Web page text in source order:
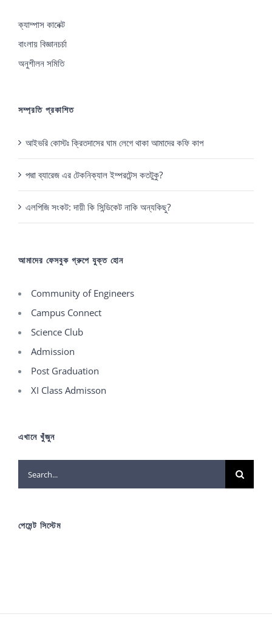
ক্যাম্পাস কানেক্ট
বাংলায় বিজ্ঞানচর্চা
অনুশীলন সমিতি
সম্প্রতি প্রকাশিত
আইভরি কোস্টঃ ক্রিতদাসের ঘাম লেগে থাকা আমাদের কফি কাপ
পদ্মা ব্যারেজ এর টেকনিক্যাল ইম্পরটেন্স কতটুকু?
এলপিজি সংকট: দায়ী কি সিন্ডিকেট নাকি অন্যকিছু?
আমাদের ফেসবুক গ্রুপে যুক্ত হোন
Community of Engineers
Campus Connect
Science Club
Admission
Post Graduation
XI Class Admisson
এখানে খুঁজুন
Search
for:
পেমেন্ট সিস্টেম